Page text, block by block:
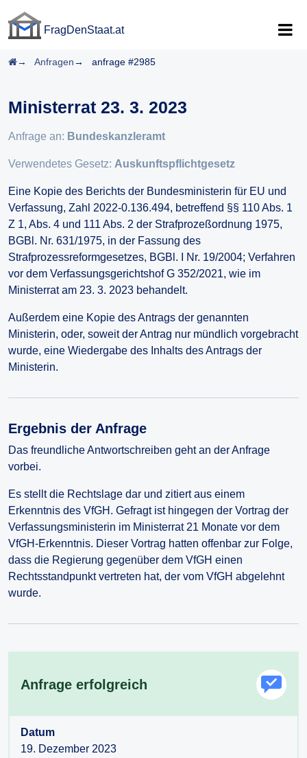
FragDenStaat.at
Startseite
Anfragen anfrage #2985
Ministerrat 23. 3. 2023
Anfrage an: Bundeskanzleramt
Verwendetes Gesetz: Auskunftspflichtgesetz
Eine Kopie des Berichts der Bundesministerin für EU und
Verfassung, Zahl 2022-0.136.494, betreffend §§ 110 Abs. 1
Z 1, Abs. 4 und 111 Abs. 2 der Strafprozeßordnung 1975,
BGBl. Nr. 631/1975, in der Fassung des
Strafprozessreformgesetzes, BGBl. I Nr. 19/2004; Verfahren
vor dem Verfassungsgerichtshof G 352/2021, wie im
Ministerrat am 23. 3. 2023 behandelt.
Außerdem eine Kopie des Antrags der genannten
Ministerin, oder, soweit der Antrag nur mündlich vorgebracht
wurde, eine Wiedergabe des Inhalts des Antrags der
Ministerin.
Ergebnis der Anfrage
Das freundliche Antwortschreiben geht an der Anfrage
vorbei.
Es stellt die Rechtslage dar und zitiert aus einem
Erkenntnis des VfGH. Gefragt ist hingegen der Vortrag der
Verfassungsministerin im Ministerrat 21 Monate vor dem
VfGH-Erkenntnis. Dieser Vortrag hatten offenbar zur Folge,
dass die Regierung gegenüber dem VfGH einen
Rechtsstandpunkt vertreten hat, der vom VfGH abgelehnt
wurde.
Anfrage erfolgreich
Datum
19. Dezember 2023